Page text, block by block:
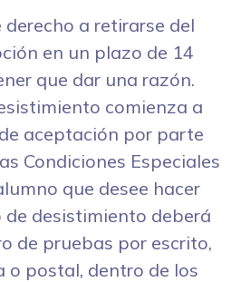
a retirarse del
en un plazo de 14
que dar una razón.
comienza a
aceptación por parte
Condiciones Especiales
que desee hacer
de desistimiento deberá
de pruebas por escrito,
o postal, dentro de los